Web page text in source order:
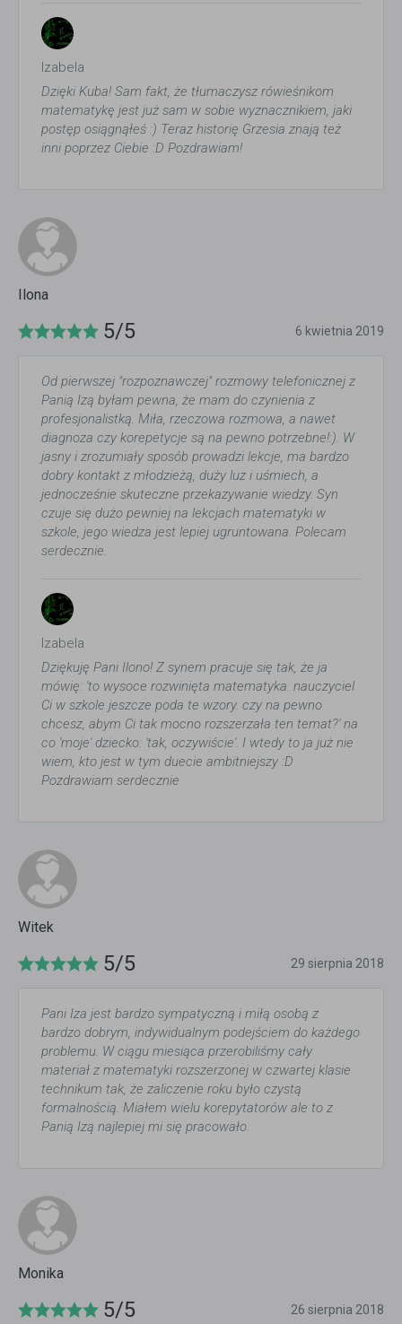
Izabela
Dzięki Kuba! Sam fakt, że tłumaczysz rówieśnikom
matematykę jest już sam w sobie wyznacznikiem, jaki
postęp osiągnąłeś :) Teraz historię Grzesia znają też
inni poprzez Ciebie :D Pozdrawiam!
Ilona
5/5 6 kwietnia 2019
Od pierwszej "rozpoznawczej" rozmowy telefonicznej z
Panią Izą byłam pewna, że mam do czynienia z
profesjonalistką. Miła, rzeczowa rozmowa, a nawet
diagnoza czy korepetycje są na pewno potrzebne!:). W
jasny i zrozumiały sposób prowadzi lekcje, ma bardzo
dobry kontakt z młodzieżą, duży luz i uśmiech, a
jednocześnie skuteczne przekazywanie wiedzy. Syn
czuje się dużo pewniej na lekcjach matematyki w
szkole, jego wiedza jest lepiej ugruntowana. Polecam
serdecznie.
Izabela
Dziękuję Pani Ilono! Z synem pracuje się tak, że ja
mówię: 'to wysoce rozwinięta matematyka. nauczyciel
Ci w szkole jeszcze poda te wzory. czy na pewno
chcesz, abym Ci tak mocno rozszerzała ten temat?' na
co 'moje' dziecko: 'tak, oczywiście'. I wtedy to ja już nie
wiem, kto jest w tym duecie ambitniejszy :D
Pozdrawiam serdecznie
Witek
5/5 29 sierpnia 2018
Pani Iza jest bardzo sympatyczną i miłą osobą z
bardzo dobrym, indywidualnym podejściem do każdego
problemu. W ciągu miesiąca przerobiliśmy cały
materiał z matematyki rozszerzonej w czwartej klasie
technikum tak, że zaliczenie roku było czystą
formalnością. Miałem wielu korepytatorów ale to z
Panią Izą najlepiej mi się pracowało.
Monika
5/5 26 sierpnia 2018